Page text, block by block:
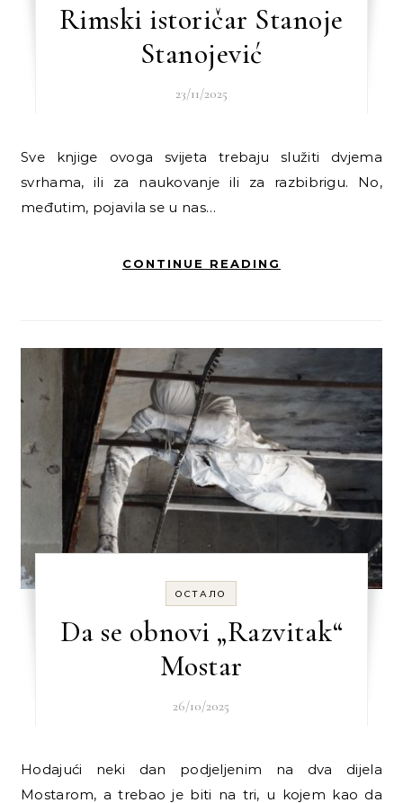
Rimski istoričar Stanoje
Stanojević
23/11/2025
Sve knjige ovoga svijeta trebaju služiti dvjema
svrhama, ili za naukovanje ili za razbibrigu. No,
međutim, pojavila se u nas…
CONTINUE READING
ОСТАЛО
Da se obnovi „Razvitak“
Mostar
26/10/2025
Hodajući neki dan podjeljenim na dva dijela
Mostarom, a trebao je biti na tri, u kojem kao da